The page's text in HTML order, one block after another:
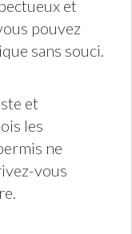
et
pouvez
sans souci.
et
les
ne
vous